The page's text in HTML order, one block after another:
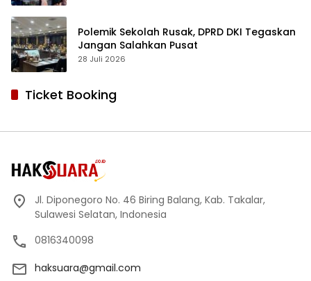
Polemik Sekolah Rusak, DPRD DKI Tegaskan
Jangan Salahkan Pusat
28 Juli 2026
Ticket Booking
Jl. Diponegoro No. 46 Biring Balang, Kab. Takalar,
Sulawesi Selatan, Indonesia
0816340098
haksuara@gmail.com